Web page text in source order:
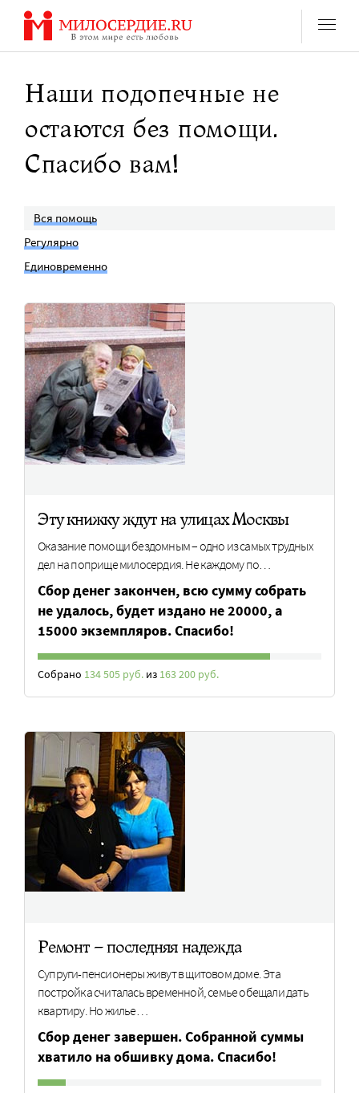
Перейти
содержанию
Наши подопечные не
остаются без помощи.
Спасибо вам!
Вся помощь
Регулярно
Единовременно
Эту книжку ждут на улицах Москвы
Оказание помощи бездомным – одно из самых трудных
дел на поприще милосердия. Не каждому по…
Сбор денег закончен, всю сумму собрать
не удалось, будет издано не 20000, а
15000 экземпляров. Спасибо!
Собрано 134 505 руб. из 163 200 руб.
Ремонт – последняя надежда
Супруги-пенсионеры живут в щитовом доме. Эта
постройка считалась временной, семье обещали дать
квартиру. Но жилье…
Сбор денег завершен. Собранной суммы
хватило на обшивку дома. Спасибо!